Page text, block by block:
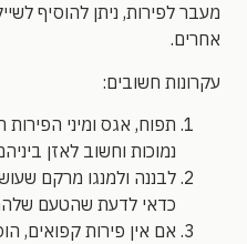
מעבר לפירות, ניתן להוסיף
אחרים.
עקרונות חשובים:
תפוח, אגס ומיני
נמוכות וחשוב לאזן
לבננה ולמנגו מרקם
כדאי לדעת שהטעם
אם אין פירות קפואים,